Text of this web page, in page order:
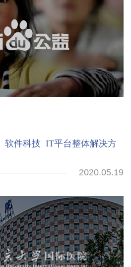
软件科技 IT平台整体解决方
2020.05.19